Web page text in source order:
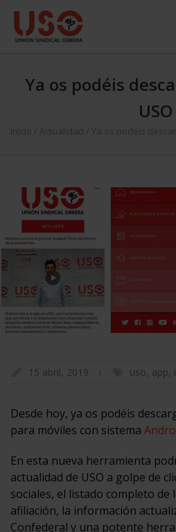
Ya os podéis
USO
Inicio Actualidad Ya os podéis
15 abril, 2019 uso, app,
Desde hoy, ya os podéis
para móviles con sistema
En esta nueva herramienta
actualidad de USO a golpe de
sociales, el listado completo de
afiliación, la información
Confederal y una potente